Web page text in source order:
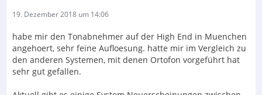
19. Dezember 2018 um 14:06
habe mir den Tonabnehmer auf der High End in Muenchen
angehoert, sehr feine Aufloesung. hatte mir im Vergleich zu
den anderen Systemen, mit denen Ortofon vorgeführt hat
sehr gut gefallen.